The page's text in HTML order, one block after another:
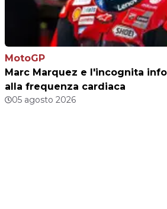
MotoGP
Marc Marquez e l'incognita
alla frequenza cardiaca
05 agosto 2026